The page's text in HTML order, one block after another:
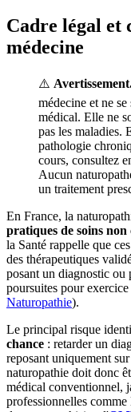
Cadre légal et
médecine
⚠️
médecine et ne
médical. Elle ne
pas les maladies.
pathologie
cours, consultez
Aucun
un traitement
En France, la
pratiques de soins non
la Santé rappelle que
des thérapeutiques
posant un diagnostic ou
poursuites pour
Naturopathie).
Le principal risque
chance : retarder un
reposant uniquement
naturopathie doit donc
médical conventionnel,
professionnelles comme